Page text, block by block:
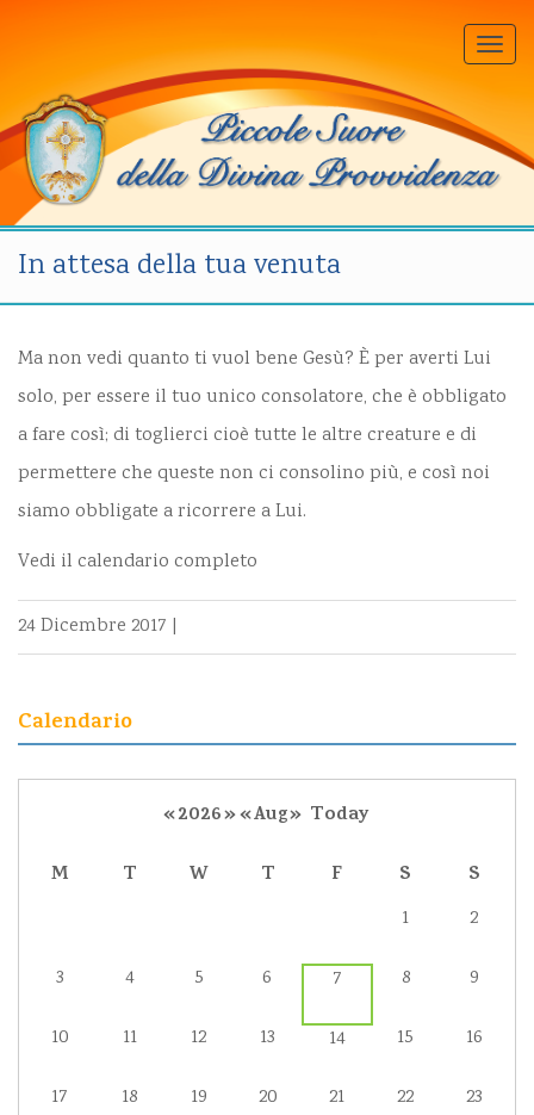
In attesa della tua venuta
Ma non vedi quanto ti vuol bene Gesù? È per averti Lui
solo, per essere il tuo unico consolatore, che è obbligato
a fare così; di toglierci cioè tutte le altre creature e di
permettere che queste non ci consolino più, e così noi
siamo obbligate a ricorrere a Lui.
Vedi il calendario completo
24 Dicembre 2017 |
Calendario
«2026»«Aug» Today
M
T W T F S S
1 2
3 4 5 6 7 8 9
10 11 12 13 14 15 16
17 18 19 20 21 22 23